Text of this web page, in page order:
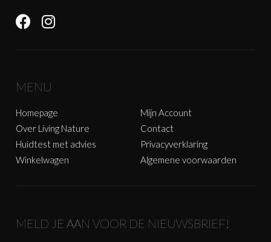
MENU
Homepage
Over Living Nature
Huidtest met advies
Winkelwagen
Mijn Account
Contact
Privacyverklaring
Algemene voorwaarden
MELD JE AAN VOOR DE NIEUWSBRIEF!